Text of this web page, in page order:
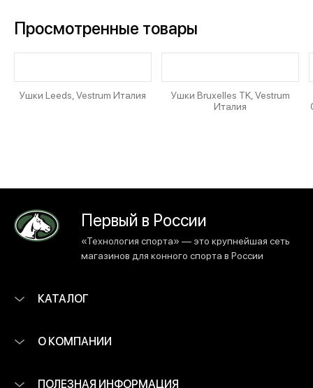
Просмотренные товары
Ушки Leeds, Vestrum Италия
Ушки Bruxelles TK, Vestrum
Италия
Первый в России
«Технология спорта» — это крупнейшая сеть
магазинов для конного спорта в России
КАТАЛОГ
О КОМПАНИИ
ПОЛЕЗНАЯ ИНФОРМАЦИЯ